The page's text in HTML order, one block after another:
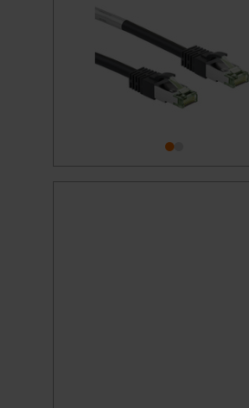
Datenschutz nach EU-Standards
Daten in Überwachungsprogrammen
Unsere Kooperation mit diesen
Kommission sowie einer eigenen
Daten, verbundenen Risiken.“
Datenschutzerklärung